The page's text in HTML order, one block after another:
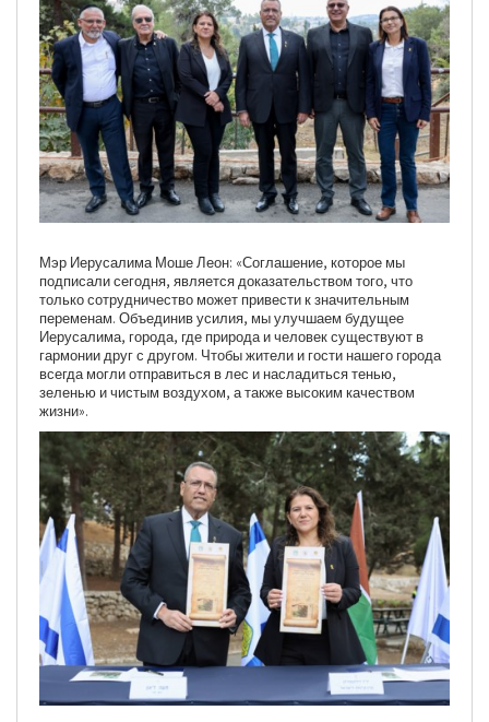
Мэр Иерусалима Моше Леон: «Соглашение, которое мы
подписали сегодня, является доказательством того, что
только сотрудничество может привести к значительным
переменам. Объединив усилия, мы улучшаем будущее
Иерусалима, города, где природа и человек существуют в
гармонии друг с другом. Чтобы жители и гости нашего города
всегда могли отправиться в лес и насладиться тенью,
зеленью и чистым воздухом, а также высоким качеством
жизни».